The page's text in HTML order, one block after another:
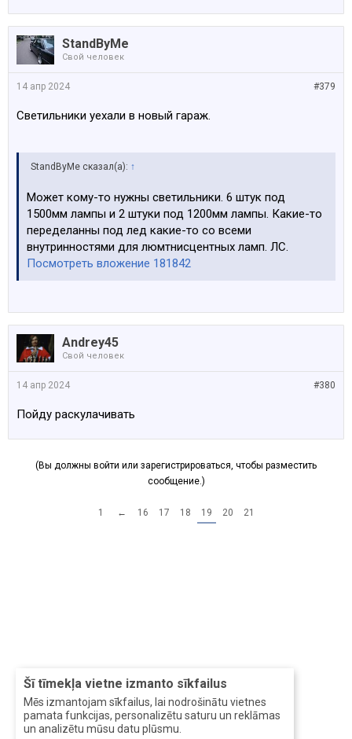
Šī tīmekļa vietne izmanto sīkfailus
Mēs izmantojam sīkfailus, lai nodrošinātu vietnes
pamata funkcijas, personalizētu saturu un reklāmas
un analizētu mūsu datu plūsmu.
StandByMe
Свой человек
#379
14 апр 2024
Светильники уехали в новый гараж.
StandByMe сказал(а): ↑
Может кому-то нужны светильники. 6 штук под
1500мм лампы и 2 штуки под 1200мм лампы. Какие-то
переделанны под лед какие-то со всеми
внутринностями для люмтнисцентных ламп. ЛС.
Посмотреть вложение 181842
Andrey45
Свой человек
#380
14 апр 2024
Пойду раскулачивать
(Вы должны войти или зарегистрироваться, чтобы разместить
сообщение.)
1 ← 16 17 18 19 20 21